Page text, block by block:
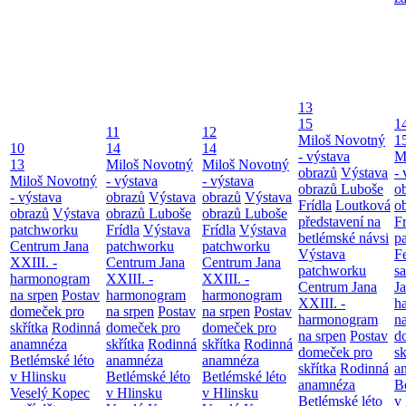
10
13
Miloš Novotný
- výstava
obrazů Výstava
patchworku
Centrum Jana
XXIII. -
harmonogram
na srpen Postav
domeček pro
skřítka Rodinná
anamnéza
Betlémské léto
v Hlinsku
Veselý Kopec
11
14
Miloš Novotný
- výstava
obrazů Výstava
obrazů Luboše
Frídla Výstava
patchworku
Centrum Jana
XXIII. -
harmonogram
na srpen Postav
domeček pro
skřítka Rodinná
anamnéza
Betlémské léto
v Hlinsku
12
14
Miloš Novotný
- výstava
obrazů Výstava
obrazů Luboše
Frídla Výstava
patchworku
Centrum Jana
XXIII. -
harmonogram
na srpen Postav
domeček pro
skřítka Rodinná
anamnéza
Betlémské léto
v Hlinsku
13
15
Miloš Novotný
- výstava
obrazů Výstava
obrazů Luboše
Frídla Loutková
představení na
betlémské návsi
Výstava
patchworku
Centrum Jana
XXIII. -
harmonogram
na srpen Postav
domeček pro
skřítka Rodinná
anamnéza
Betlémské léto
-
v